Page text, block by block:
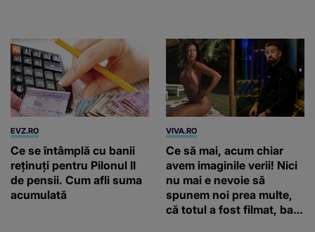
EVZ.RO
Ce se întâmplă cu banii
reținuți pentru Pilonul II
de pensii. Cum afli suma
acumulată
VIVA.RO
Ce să mai, acum chiar
avem imaginile verii! Nici
nu mai e nevoie să
spunem noi prea multe,
că totul a fost filmat, ba